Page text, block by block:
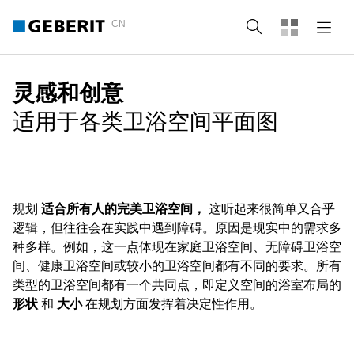
CN Search
灵感和创意
适用于各类卫浴空间平面图
规划 适合所有人的完美卫浴空间， 这听起来很简单又合乎
逻辑，但往往会在实践中遇到障碍。原因是现实中的需求多
种多样。例如，这一点体现在家庭卫浴空间、无障碍卫浴空
间、健康卫浴空间或较小的卫浴空间都有不同的要求。所有
类型的卫浴空间都有一个共同点，即定义空间的浴室布局的
形状 和 大小在规划方面发挥着决定性作用。